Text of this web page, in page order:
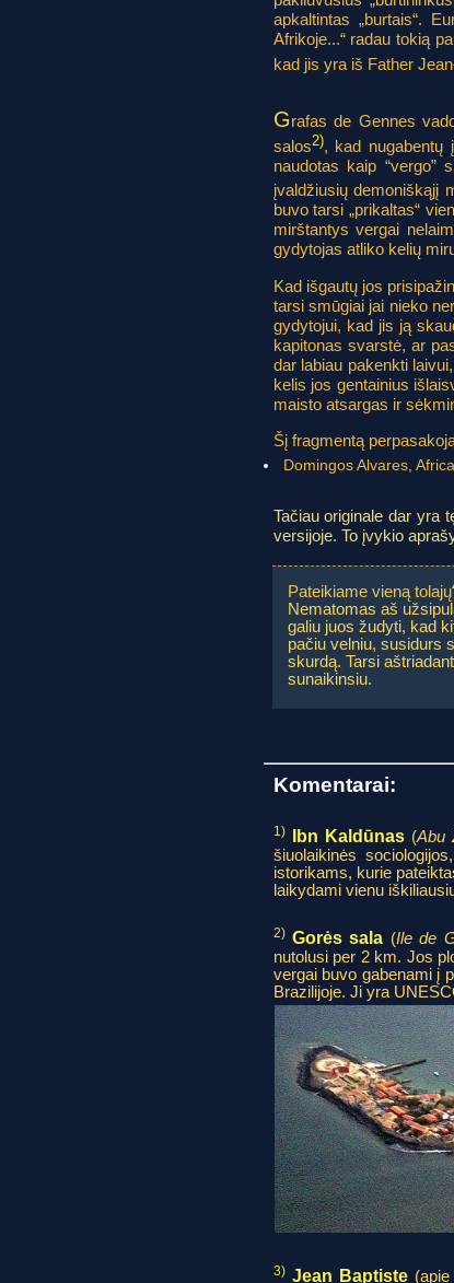
apkaltintas „burtais“.
Afrikoje...“ radau tokią
kad jis yra iš Father
Grafas de Gennes
salos2), kad nugabentų
naudotas kaip “vergo”
įvaldžiusių demoniškąjį
buvo tarsi „prikaltas“
mirštantys vergai
gydytojas atliko kelių
Kad išgautų jos
tarsi smūgiai jai nieko
gydytojui, kad jis ją
kapitonas svarstė, ar
dar labiau pakenkti
kelis jos gentainius
maisto atsargas ir
Šį fragmentą
Domingos Alvares,
Tačiau originale dar yra
versijoje. To įvykio
Pateikiame vieną tolajų
Nematomas aš
galiu juos žudyti, kad
pačiu velniu, susidurs
skurdą. Tarsi
sunaikinsiu.
Komentarai:
1) Ibn Kaldūnas(Abu
šiuolaikinės
istorikams, kurie
laikydami vienu
2) Gorės sala (Ile de
nutolusi per 2 km. Jos
vergai buvo gabenami į
Brazilijoje. Ji yra
3) Jean Baptiste(apie